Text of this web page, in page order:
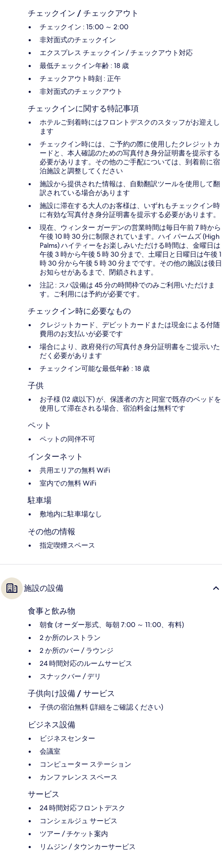
チェックイン / チェックアウト
チェックイン : 15:00 ～ 2:00
非対面式のチェックイン
エクスプレス チェックイン / チェックアウト対応
最低チェックイン年齢 : 18 歳
チェックアウト時刻 : 正午
非対面式のチェックアウト
チェックインに関する特記事項
ホテルご到着時にはフロントデスクのスタッフがお迎えし
ます
チェックイン時には、ご予約の際に使用したクレジットカ
ードと、本人確認のための写真付き身分証明書を提示する
必要があります。その他のご手配については、到着前に宿
泊施設と調整してください
施設から提供された情報は、自動翻訳ツールを使用して翻
訳されている場合があります
施設に滞在する大人のお客様は、いずれもチェックイン時
に有効な写真付き身分証明書を提示する必要があります。
現在、 ウィンター ガーデンの営業時間は毎日午前 7 時から
午後 10 時 30 分に制限されています。ハイ パームズ (High
Palms) ハイティーをお楽しみいただける時間は、金曜日は
午後 3 時から午後 5 時 30 分まで、土曜日と日曜日は午後 1
時 30 分から午後 5 時 30 分までです。その他の施設は後日
お知らせがあるまで、閉鎖されます。
注記 : スパ設備は 45 分の時間枠でのみご利用いただけま
す。ご利用には予約が必要です。
チェックイン時に必要なもの
クレジットカード、デビットカードまたは現金による付随
費用のお支払いが必要です
場合により、政府発行の写真付き身分証明書をご提示いた
だく必要があります
チェックイン可能な最低年齢 : 18 歳
子供
お子様 (12 歳以下) が、保護者の方と同室で既存のベッドを
使用して滞在される場合、宿泊料金は無料です
ペット
ペットの同伴不可
インターネット
共用エリアの無料 WiFi
室内での無料 WiFi
駐車場
敷地内に駐車場なし
その他の情報
指定喫煙スペース
施設の設備
食事と飲み物
朝食 (オーダー形式、毎朝 7:00 ～ 11:00、有料)
2 か所のレストラン
2 か所のバー / ラウンジ
24 時間対応のルームサービス
スナックバー / デリ
子供向け設備 / サービス
子供の宿泊無料 (詳細をご確認ください)
ビジネス設備
ビジネスセンター
会議室
コンピューター ステーション
カンファレンス スペース
サービス
24 時間対応フロントデスク
コンシェルジュ サービス
ツアー / チケット案内
リムジン / タウンカーサービス